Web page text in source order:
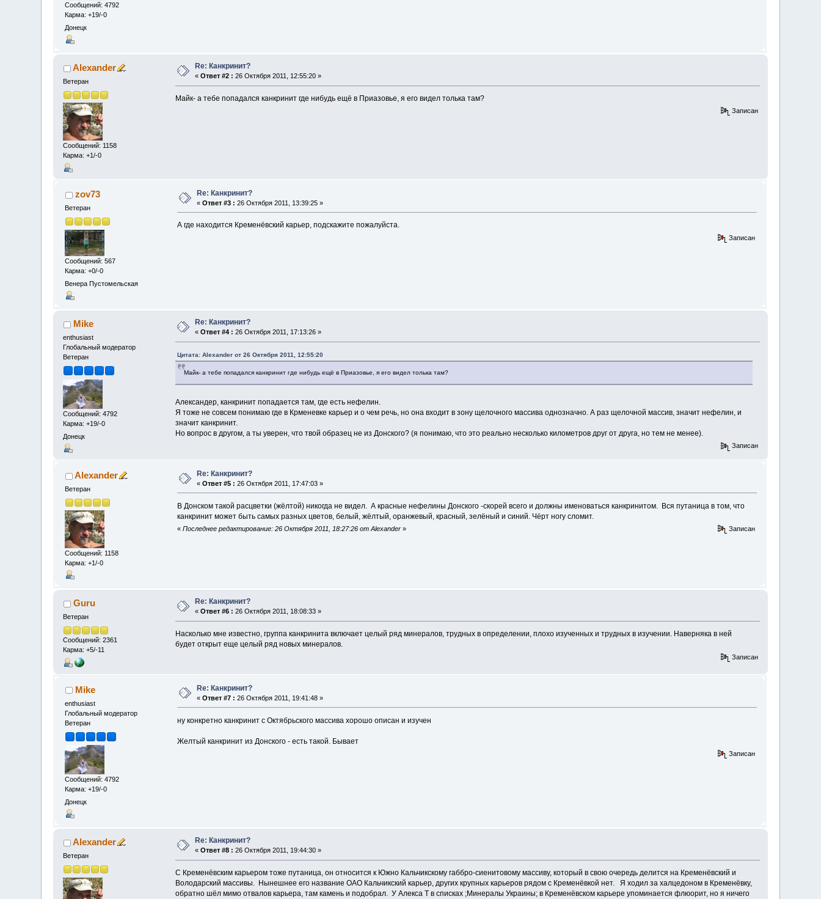
Сообщений: 4792
Карма: +19/-0
Донецк
Alexander
Ветеран
Сообщений: 1158
Карма: +1/-0
Re: Канкринит?
«Ответ #2 : 26 Октября 2011, 12:55:20 »
Майк- а тебе попадался канкринит где нибудь ещё в Приазовье, я его видел толька там?
Записан
zov73
Ветеран
Сообщений: 567
Карма: +0/-0
Венера Пустомельская
Re: Канкринит?
«Ответ #3 : 26 Октября 2011, 13:39:25 »
А где находится Кременёвский карьер, подскажите пожалуйста.
Записан
Mike
enthusiast
Глобальный модератор
Ветеран
Сообщений: 4792
Карма: +19/-0
Донецк
Re: Канкринит?
«Ответ #4 : 26 Октября 2011, 17:13:26 »
Цитата: Alexander от 26 Октября 2011, 12:55:20
Майк- а тебе попадался канкринит где нибудь ещё в Приазовье, я его видел толька там?
Александер, канкринит попадается там, где есть нефелин.
Я тоже не совсем понимаю где в Крменевке карьер и о чем речь, но она входит в зону щелочного массива однозначно. А раз щелочной массив, значит нефелин, и
значит канкринит.
Но вопрос в другом, а ты уверен, что твой образец не из Донского? (я понимаю, что это реально несколько километров друг от друга, но тем не менее).
Записан
Alexander
Ветеран
Сообщений: 1158
Карма: +1/-0
Re: Канкринит?
«Ответ #5 : 26 Октября 2011, 17:47:03 »
В Донском такой расцветки (жёлтой) никогда не видел. А красные нефелины Донского -скорей всего и должны именоваться канкринитом. Вся путаница в том, что
канкринит может быть самых разных цветов, белый, жёлтый, оранжевый, красный, зелёный и синий. Чёрт ногу сломит.
« Последнее редактирование: 26 Октября 2011, 18:27:26 от Alexander» Записан
Guru
Ветеран
Сообщений: 2361
Карма: +5/-11
Re: Канкринит?
«Ответ #6 : 26 Октября 2011, 18:08:33 »
Насколько мне известно, группа канкринита включает целый ряд минералов, трудных в определении, плохо изученных и трудных в изучении. Наверняка в ней
будет открыт еще целый ряд новых минералов.
Записан
Mike
enthusiast
Глобальный модератор
Ветеран
Сообщений: 4792
Карма: +19/-0
Донецк
Re: Канкринит?
«Ответ #7 : 26 Октября 2011, 19:41:48 »
ну конкретно канкринит с Октябрьского массива хорошо описан и изучен
Желтый канкринит из Донского - есть такой. Бывает
Записан
Alexander
Ветеран
Re: Канкринит?
«Ответ #8 : 26 Октября 2011, 19:44:30 »
С Кременёвским карьером тоже путаница, он относится к Южно Кальчикскому габбро-сиенитовому массиву, который в свою очередь делится на Кременёвский и
Володарский массивы. Нынешнее его название ОАО Кальчикский карьер, других крупных карьеров рядом с Кременёвкой нет. Я ходил за халцедоном в Кременёвку,
обратно шёл мимо отвалов карьера, там камень и подобрал. У Алекса Т в списках ;Минералы Украины; в Кременёвском карьере упоминается флюорит, но я ничего